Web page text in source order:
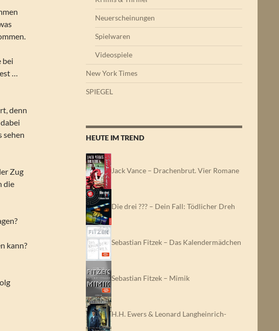
bei
…
denn
sehen
Zug
die
kann?
Neuerscheinungen
Spielwaren
Videospiele
New York Times
SPIEGEL
HEUTE IM TREND
Jack Vance – Drachenbrut. Vier Romane
Die drei ??? – Dein Fall: Tödlicher Dreh
Sebastian Fitzek – Das Kalendermädchen
Sebastian Fitzek – Mimik
H.H. Ewers & Leonard Langheinrich-